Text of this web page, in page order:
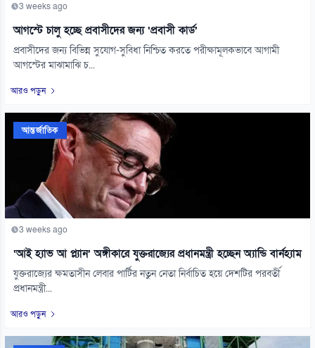
3 weeks ago
আগস্টে চালু হচ্ছে প্রবাসীদের জন্য ‘প্রবাসী কার্ড’
প্রবাসীদের জন্য বিভিন্ন সুযোগ-সুবিধা নিশ্চিত করতে পরীক্ষামূলকভাবে আগামী
আগস্টের মাঝামাঝি চ...
আরও পড়ুন
আন্তর্জাতিক
3 weeks ago
‘আই হ্যাভ আ প্ল্যান’ অঙ্গীকারে যুক্তরাজ্যের প্রধানমন্ত্রী হচ্ছেন অ্যান্ডি বার্নহ্যাম
যুক্তরাজ্যের ক্ষমতাসীন লেবার পার্টির নতুন নেতা নির্বাচিত হয়ে দেশটির পরবর্তী
প্রধানমন্ত্রী...
আরও পড়ুন